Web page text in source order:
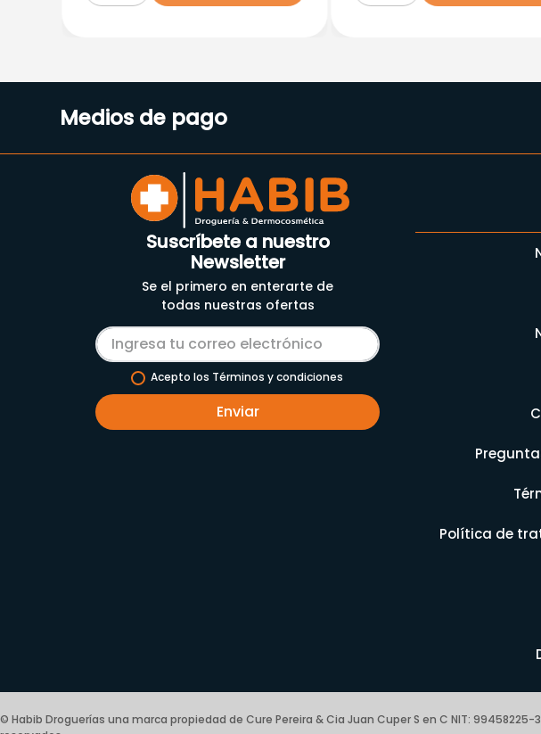
Medios de pago
Suscríbete a nuestro
Newsletter
Se el primero en enterarte de
todas nuestras ofertas
Acepto los Términos y condiciones
Enviar
Política de
© Habib Droguerías una marca propiedad de Cure Pereira & Cia Juan Cuper S en C NIT: